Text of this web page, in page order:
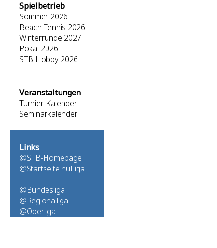
Spielbetrieb
Sommer 2026
Beach Tennis 2026
Winterrunde 2027
Pokal 2026
STB Hobby 2026
Veranstaltungen
Turnier-Kalender
Seminarkalender
Links
@STB-Homepage
@Startseite nuLiga
@Bundesliga
@Regionalliga
@Oberliga